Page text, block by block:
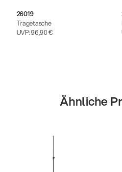
26019
Tragetasche
UVP:96,90 €
Ähnliche